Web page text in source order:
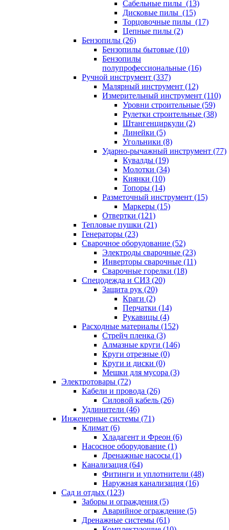
Сабельные пилы (13)
Дисковые пилы (15)
Торцовочные пилы (17)
Цепные пилы (2)
Бензопилы (26)
Бензопилы бытовые (10)
Бензопилы
полупрофессиональные (16)
Ручной инструмент (337)
Малярный инструмент (12)
Измерительный инструмент (110)
Уровни строительные (59)
Рулетки строительные (38)
Штангенциркули (2)
Линейки (5)
Угольники (8)
Ударно-рычажный инструмент (77)
Кувалды (19)
Молотки (34)
Киянки (10)
Топоры (14)
Разметочный инструмент (15)
Маркеры (15)
Отвертки (121)
Тепловые пушки (21)
Генераторы (23)
Сварочное оборудование (52)
Электроды сварочные (23)
Инверторы сварочные (11)
Сварочные горелки (18)
Спецодежда и СИЗ (20)
Защита рук (20)
Краги (2)
Перчатки (14)
Рукавицы (4)
Расходные материалы (152)
Стрейч пленка (3)
Алмазные круги (146)
Круги отрезные (0)
Круги и диски (0)
Мешки для мусора (3)
Электротовары (72)
Кабели и провода (26)
Силовой кабель (26)
Удлинители (46)
Инженерные системы (71)
Климат (6)
Хладагент и Фреон (6)
Насосное оборудование (1)
Дренажные насосы (1)
Канализация (64)
Фитинги и уплотнители (48)
Наружная канализация (16)
Сад и отдых (123)
Заборы и ограждения (5)
Аварийное ограждение (5)
Дренажные системы (61)